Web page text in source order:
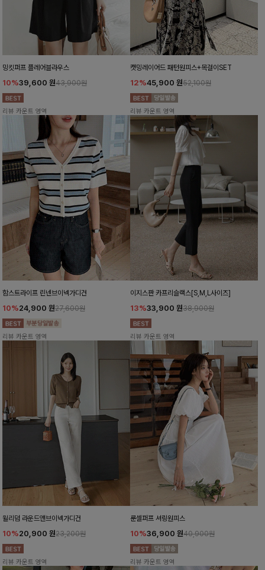
밍킷퍼프 플레어블라우스
10%39,600 원43,900원
리뷰 카운트 영역
캣밍레이어드 패턴원피스+목걸이SET
12%45,900 원52,100원
리뷰 카운트 영역
함스트라이프 린넨브이넥가디건
10%24,900 원27,600원
리뷰 카운트 영역
이지스판 카프리슬랙스[S,M,L사이즈]
13%33,900 원38,900원
리뷰 카운트 영역
윌리덤 라운드앤브이넥가디건
10%20,900 원23,200원
리뷰 카운트 영역
룬셀퍼프 셔링원피스
10%36,900 원40,900원
리뷰 카운트 영역